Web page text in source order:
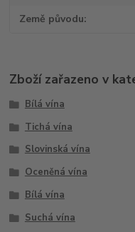
Země původu
Zboží zařazeno v
Bílá vína
Tichá vína
Slovinská vína
Oceněná vína
Bílá vína
Suchá vína